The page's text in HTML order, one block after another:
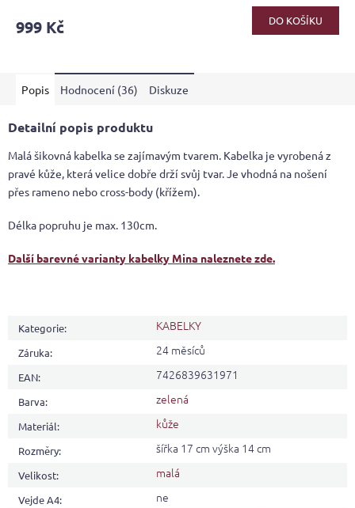
je
hvězdiček.
999 Kč DO KOŠÍKU
Popis Hodnocení (36) Diskuze
Detailní popis produktu
Malá šikovná kabelka se zajímavým tvarem. Kabelka je vyrobená z
pravé kůže, která velice dobře drží svůj tvar. Je vhodná na nošení
přes rameno nebo cross-body (křížem).
Délka popruhu je max. 130cm.
Další barevné varianty kabelky Mina naleznete zde.
Kategorie: KABELKY
Záruka: 24 měsíců
EAN: 7426839631971
Barva: zelená
Materiál: kůže
Rozměry: šířka 17 cm výška 14 cm
Velikost: malá
Vejde A4: ne